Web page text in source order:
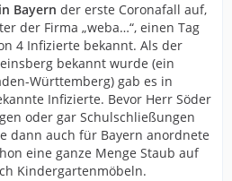
Bayern der erste Coronafall auf,
der Firma „weba…“, einen Tag
4 Infizierte bekannt. Als der
bekannt wurde (ein
Württemberg) gab es in
Infizierte. Bevor Herr Söder
oder gar Schulschließungen
dann auch für Bayern anordnete
eine ganze Menge Staub auf
Kindergartenmöbeln.